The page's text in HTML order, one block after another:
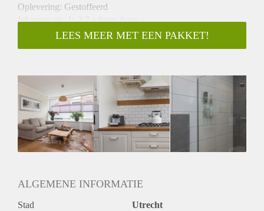
Oplevering: Gestoffeerd
Inkomen eis: Ja 2,7 x bruto huur
Garantiestelling mogelijk: Ja
Borg: 1 maand
Gedeelde keuken: Nee
Gedeelde Douche: Nee
Gedeelde woonkamer: Nee
Huisgenoten: Nee
Geslacht huisgenoten: N.v.t.
LEES MEER MET EEN PAKKET!
ALGEMENE INFORMATIE
Stad Utrecht